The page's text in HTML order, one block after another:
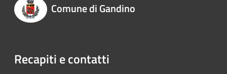
Comune di Gandino
Recapiti e contatti